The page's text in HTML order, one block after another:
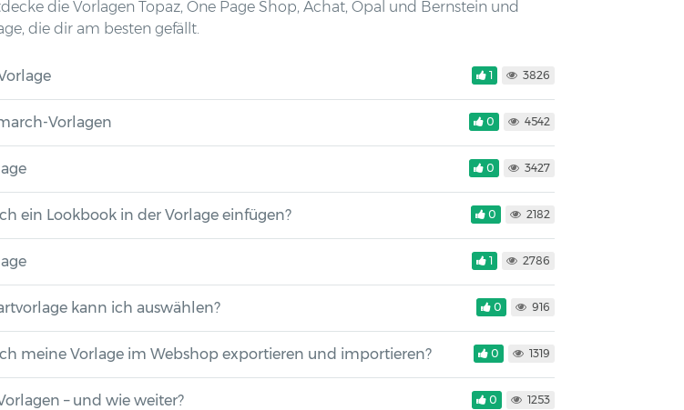
die Vorlagen Topaz, One Page Shop, Achat, Opal und Bernstein und
die dir am besten gefällt.
1 3826
Vorlagen 0 4542
0 3427
ein Lookbook in der Vorlage einfügen? 0 2182
1 2786
kann ich auswählen? 0 916
meine Vorlage im Webshop exportieren und importieren? 0 1319
– und wie weiter? 0 1253